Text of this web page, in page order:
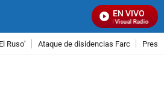
EN VIVO
Señal Visual Radio
Ruso’ Ataque de disidencias Farc